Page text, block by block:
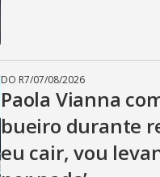
DO R7/07/08/2026
Paola Vianna
bueiro durante
eu cair, vou